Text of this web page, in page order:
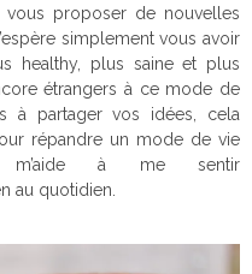
proposer de nouvelles
simplement vous avoir
healthy, plus saine et plus
étrangers à ce mode de
à partager vos idées, cela
répandre un mode de vie
m’aide à me sentir
au quotidien.